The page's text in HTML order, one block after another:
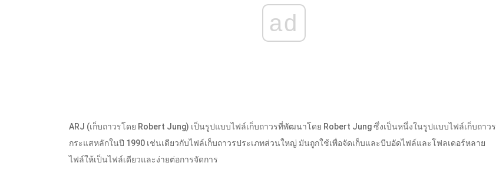
ad
ARJ (เก็บถาวรโดย Robert Jung) เป็นรูปแบบไฟล์เก็บถาวรที่พัฒนาโดย Robert Jung ซึ่งเป็นหนึ่งในรูปแบบไฟล์เก็บถาวร
กระแสหลักในปี 1990 เช่นเดียวกับไฟล์เก็บถาวรประเภทส่วนใหญ่ มันถูกใช้เพื่อจัดเก็บและบีบอัดไฟล์และโฟลเดอร์หลาย
ไฟล์ให้เป็นไฟล์เดียวและง่ายต่อการจัดการ